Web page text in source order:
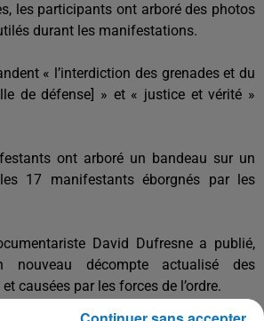
les participants ont arboré des photos
durant les manifestations.
« l’interdiction des grenades et du
de défense] » et « justice et vérité »
ont arboré un bandeau sur un
17 manifestants éborgnés par les
David Dufresne a publié,
nouveau décompte actualisé des
causées par les forces de l’ordre.